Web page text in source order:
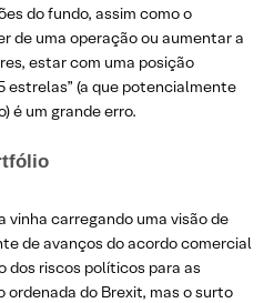
do fundo, assim como o
de uma operação ou aumentar a
estar com uma posição
estrelas” (a que potencialmente
é um grande erro.
vinha carregando uma visão de
de avanços do acordo comercial
dos riscos políticos para as
ordenada do Brexit, mas o surto